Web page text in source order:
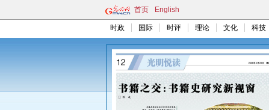
首页 English
时政 国际 时评 理论 文化 科技